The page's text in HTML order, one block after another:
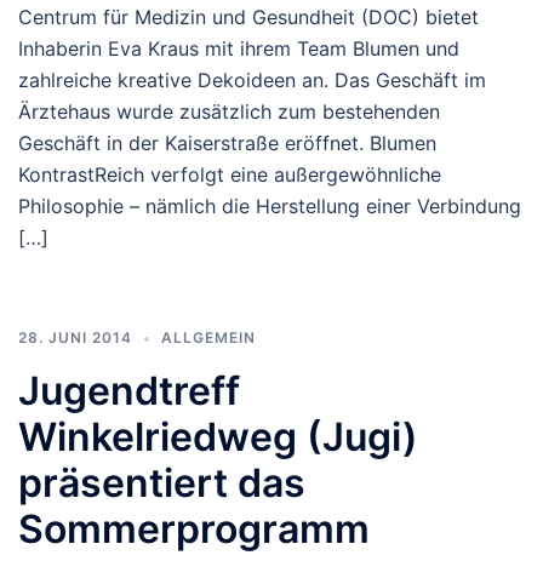
Centrum für Medizin und Gesundheit (DOC) bietet
Inhaberin Eva Kraus mit ihrem Team Blumen und
zahlreiche kreative Dekoideen an. Das Geschäft im
Ärztehaus wurde zusätzlich zum bestehenden
Geschäft in der Kaiserstraße eröffnet. Blumen
KontrastReich verfolgt eine außergewöhnliche
Philosophie – nämlich die Herstellung einer Verbindung
[…]
28. JUNI 2014 ALLGEMEIN
Jugendtreff
Winkelriedweg (Jugi)
präsentiert das
Sommerprogramm